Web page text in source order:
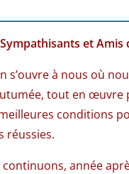
et Amis
s’ouvre à nous où
tout en œuvre
conditions
réussies.
année